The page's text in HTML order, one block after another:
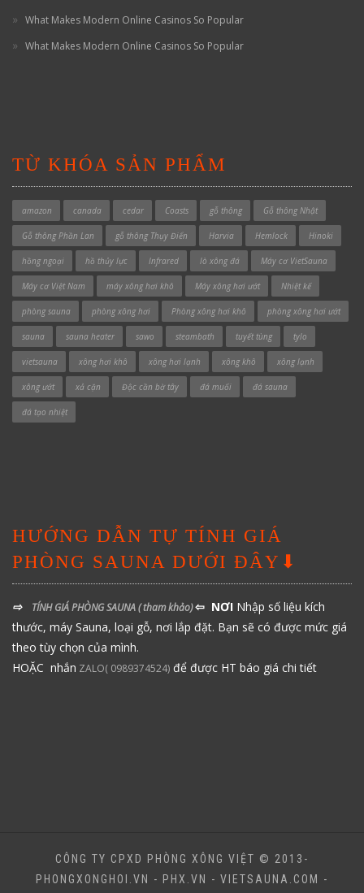
What Makes Modern Online Casinos So Popular
What Makes Modern Online Casinos So Popular
TỪ KHÓA SẢN PHẨM
amazon canada cedar Coasts gỗ thông Gỗ thông Nhật
Gỗ thông Phần Lan gỗ thông Thụy Điển Harvia Hemlock Hinoki
hồng ngoại hồ thủy lực Infrared lò xông đá Máy cơ VietSauna
Máy cơ Việt Nam máy xông hơi khô Máy xông hơi ướt Nhiệt kế
phòng sauna phòng xông hơi Phòng xông hơi khô phòng xông hơi ướt
sauna sauna heater sawo steambath tuyết tùng tylo
vietsauna xông hơi khô xông hơi lạnh xông khô xông lạnh
xông ướt xả cặn Độc cần bờ tây đá muối đá sauna
đá tạo nhiệt
HƯỚNG DẪN TỰ TÍNH GIÁ
PHÒNG SAUNA DƯỚI ĐÂY⬇
⇨ TÍNH GIÁ PHÒNG SAUNA( tham khảo)⇦ NƠI Nhập số liệu kích
thước, máy Sauna, loại gỗ, nơi lắp đặt. Bạn sẽ có được mức giá
theo tùy chọn của mình.
HOẶC nhắn ZALO( 0989374524) để được HT báo giá chi tiết
CÔNG TY CPXD PHÒNG XÔNG VIỆT © 2013-
PHONGXONGHOI.VN - PHX.VN - VIETSAUNA.COM -